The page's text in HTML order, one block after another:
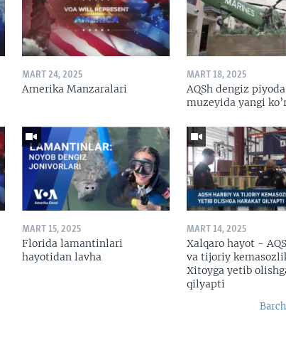
MART 24, 2025
Amerika Manzaralari
MART 18, 2025
AQSh dengiz
muzeyida yangi
MART 15, 2025
Florida lamantinlari
hayotidan lavha
MART 14, 2025
Xalqaro hayot -
va tijoriy
Xitoyga yetib
qilyapti